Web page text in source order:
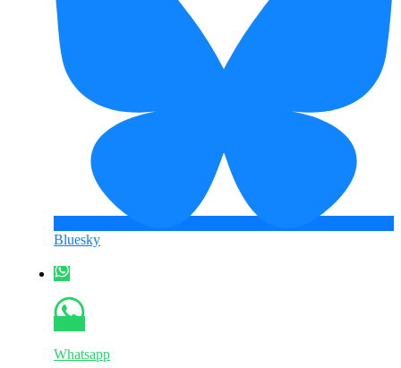
Bluesky
Whatsapp